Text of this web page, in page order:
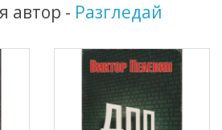
автор - Разгледай